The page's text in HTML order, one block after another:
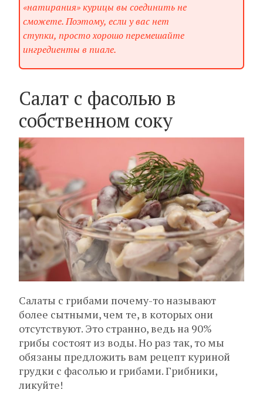
«натирания» курицы вы соединить не
сможете. Поэтому, если у вас нет
ступки, просто хорошо перемешайте
ингредиенты в пиале.
Салат с фасолью в
собственном соку
Салаты с грибами почему-то называют
более сытными, чем те, в которых они
отсутствуют. Это странно, ведь на 90%
грибы состоят из воды. Но раз так, то мы
обязаны предложить вам рецепт куриной
грудки с фасолью и грибами. Грибники,
ликуйте!